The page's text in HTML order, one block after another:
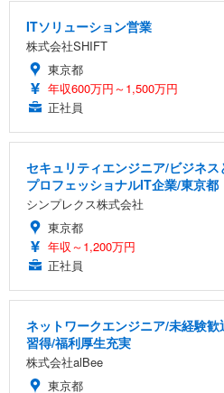
ITソリューション営業
株式会社SHIFT
東京都
年収600万円～1,500万円
正社員
セキュリティエンジニア/ビジネ
プロフェッショナルIT企業/東京都
シンプレクス株式会社
東京都
年収～1,200万円
正社員
ネットワークエンジニア/未経験
習得/福利厚生充実
株式会社alBee
東京都